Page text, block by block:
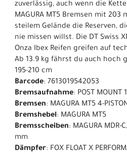
zuverlässig, auch wenn die
MAGURA MT5 Bremsen mit
steilem Gelände die Reserven,
nie missen willst. Die DT Swiss
Onza Ibex Reifen greifen auf
Ab 13.9 kg fährst du auch hoch
195-210 cm
Barcode: 7613019542053
Bremsaufnahme: POST MOUNT
Bremsen: MAGURA MT5 4-
Bremshebel: MAGURA MT5
Bremsscheiben: MAGURA MDR-
mm
Dämpfer: FOX FLOAT X